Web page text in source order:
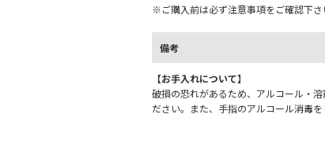
※ご購入前は必ず注意事項をご確認下さ
備考
【お手入れについて】
破損の恐れがあるため、アルコール・
ださい。また、手指のアルコール消毒